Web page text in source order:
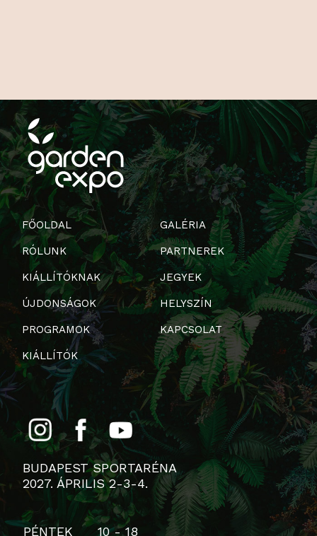
FŐOLDAL
RÓLUNK
KIÁLLÍTÓKNAK
ÚJDONSÁGOK
PROGRAMOK
KIÁLLÍTÓK
GALÉRIA
PARTNEREK
JEGYEK
HELYSZÍN
KAPCSOLAT
BUDAPEST SPORTARÉNA
2027. ÁPRILIS 2-3-4.
PÉNTEK 10 - 18